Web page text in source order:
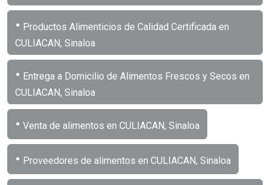
• Productos Alimenticios de Calidad Certificada en
CULIACAN, Sinaloa
• Entrega a Domicilio de Alimentos Frescos y Secos en
CULIACAN, Sinaloa
• Venta de alimentos en CULIACAN, Sinaloa
• Proveedores de alimentos en CULIACAN, Sinaloa